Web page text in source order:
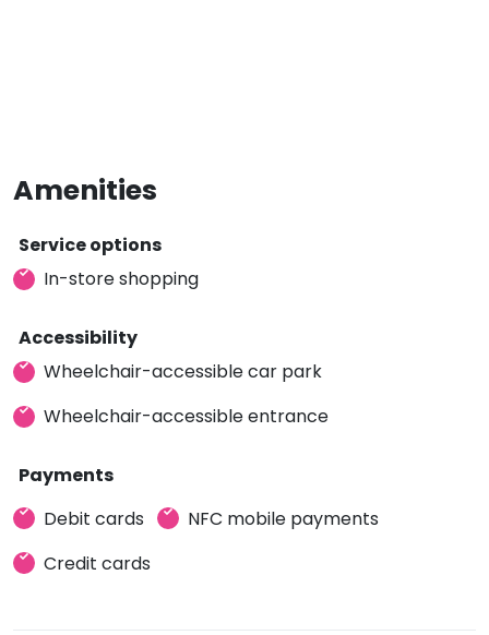
Amenities
Service options
In-store shopping
Accessibility
Wheelchair-accessible car park
Wheelchair-accessible entrance
Payments
Debit cards
NFC mobile payments
Credit cards